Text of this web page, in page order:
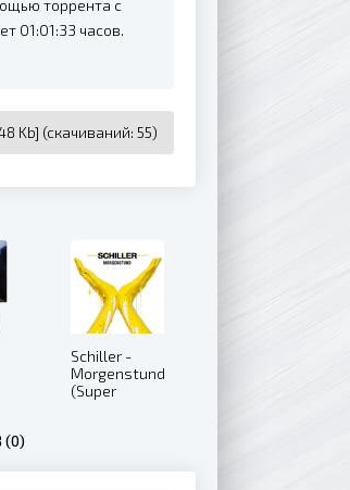
торрента с
01:01:33 часов.
Kb] (cкачиваний: 55)
Schiller -
Morgenstund
(Super
(0)